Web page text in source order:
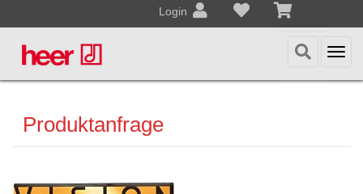
Login
Produktanfrage